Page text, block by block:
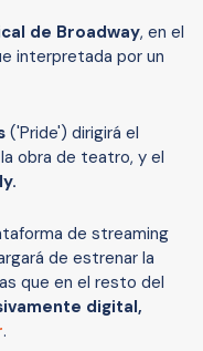
de Broadway, en el
interpretada por un
('Pride') dirigirá el
obra de teatro, y el
de streaming
de estrenar la
que en el resto del
digital,
.